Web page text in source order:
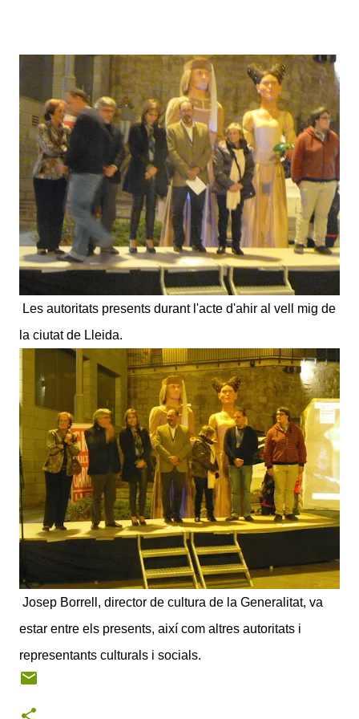
Les autoritats presents durant l'acte d'ahir al vell mig de
la ciutat de Lleida.
Josep Borrell, director de cultura de la Generalitat, va
estar entre els presents, així com altres autoritats i
representants culturals i socials.